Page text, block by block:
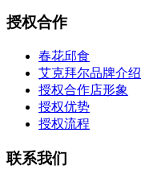
授权合作
春花邱食
艾克拜尔品牌介绍
授权合作店形象
授权优势
授权流程
联系我们